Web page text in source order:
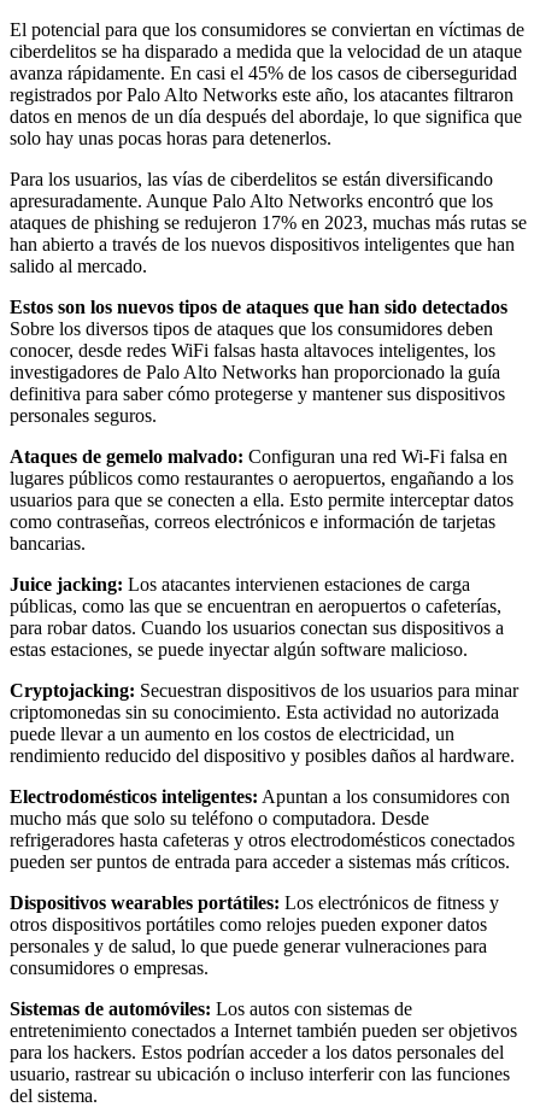
El potencial para que los consumidores se conviertan en víctimas de
ciberdelitos se ha disparado a medida que la velocidad de un ataque
avanza rápidamente. En casi el 45% de los casos de ciberseguridad
registrados por Palo Alto Networks este año, los atacantes filtraron
datos en menos de un día después del abordaje, lo que significa que
solo hay unas pocas horas para detenerlos.
Para los usuarios, las vías de ciberdelitos se están diversificando
apresuradamente. Aunque Palo Alto Networks encontró que los
ataques de phishing se redujeron 17% en 2023, muchas más rutas se
han abierto a través de los nuevos dispositivos inteligentes que han
salido al mercado.
Estos son los nuevos tipos de ataques que han sido detectados
Sobre los diversos tipos de ataques que los consumidores deben
conocer, desde redes WiFi falsas hasta altavoces inteligentes, los
investigadores de Palo Alto Networks han proporcionado la guía
definitiva para saber cómo protegerse y mantener sus dispositivos
personales seguros.
Ataques de gemelo malvado: Configuran una red Wi-Fi falsa en
lugares públicos como restaurantes o aeropuertos, engañando a los
usuarios para que se conecten a ella. Esto permite interceptar datos
como contraseñas, correos electrónicos e información de tarjetas
bancarias.
Juice jacking: Los atacantes intervienen estaciones de carga
públicas, como las que se encuentran en aeropuertos o cafeterías,
para robar datos. Cuando los usuarios conectan sus dispositivos a
estas estaciones, se puede inyectar algún software malicioso.
Cryptojacking: Secuestran dispositivos de los usuarios para minar
criptomonedas sin su conocimiento. Esta actividad no autorizada
puede llevar a un aumento en los costos de electricidad, un
rendimiento reducido del dispositivo y posibles daños al hardware.
Electrodomésticos inteligentes: Apuntan a los consumidores con
mucho más que solo su teléfono o computadora. Desde
refrigeradores hasta cafeteras y otros electrodomésticos conectados
pueden ser puntos de entrada para acceder a sistemas más críticos.
Dispositivos wearables portátiles: Los electrónicos de fitness y
otros dispositivos portátiles como relojes pueden exponer datos
personales y de salud, lo que puede generar vulneraciones para
consumidores o empresas.
Sistemas de automóviles: Los autos con sistemas de
entretenimiento conectados a Internet también pueden ser objetivos
para los hackers. Estos podrían acceder a los datos personales del
usuario, rastrear su ubicación o incluso interferir con las funciones
del sistema.